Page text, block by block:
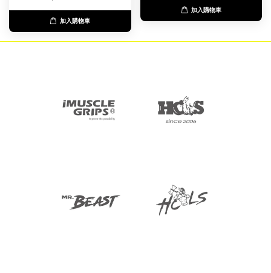
加入購物車
加入購物車